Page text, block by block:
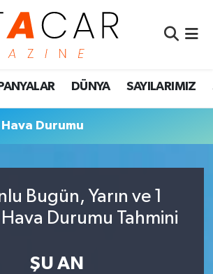
DÜNYA SAYILARIMIZ
Durumu
Bugün, Yarın ve 1
Hava Durumu Tahmini
ŞU AN
Eczaneler
Durumu
Vakitleri
Durumu ve Fikstür
Haberleri